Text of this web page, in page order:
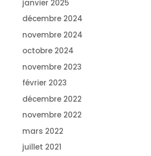
janvier 2025
décembre 2024
novembre 2024
octobre 2024
novembre 2023
février 2023
décembre 2022
novembre 2022
mars 2022
juillet 2021